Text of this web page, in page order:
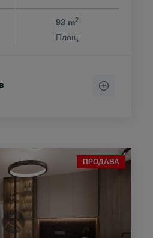
93 m2
Площ
ПРОДАВА